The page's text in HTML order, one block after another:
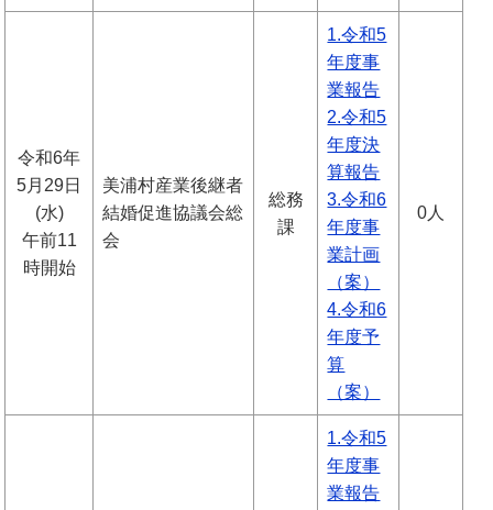
令和6年
5月29日
(水)
午前11
時開始
美浦村産業後継者
結婚促進協議会総
会
総務
課
1.令和5
年度事
業報告
2.令和5
年度決
算報告
3.令和6
年度事
業計画
（案）
4.令和6
年度予
算
（案）
0人
1.令和5
年度事
業報告